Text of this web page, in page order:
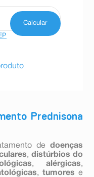
Prednisona
de doenças
, distúrbios do
, alérgicas,
, tumores e